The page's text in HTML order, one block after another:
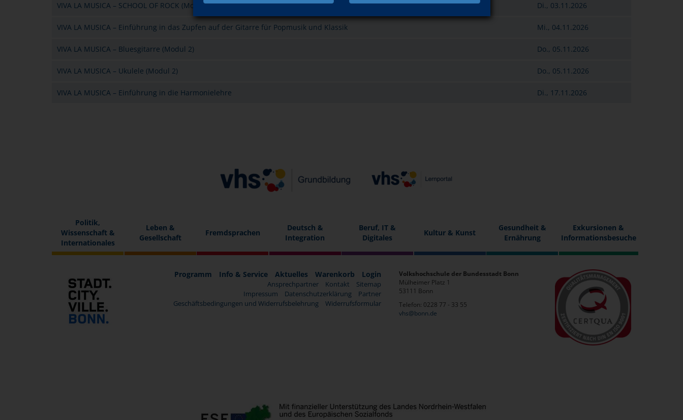
VIVA LA MUSICA – SCHOOL OF ROCK (Modul 2) Di., 03.11.2026
VIVA LA MUSICA – Einführung in das Zupfen auf der Gitarre für Popmusik und Klassik Mi., 04.11.2026
VIVA LA MUSICA – Bluesgitarre (Modul 2) Do., 05.11.2026
VIVA LA MUSICA – Ukulele (Modul 2) Do., 05.11.2026
VIVA LA MUSICA – Einführung in die Harmonielehre Di., 17.11.2026
Politik,
Wissenschaft &
Internationales
Leben &
Gesellschaft
Fremdsprachen
Deutsch &
Integration
Beruf, IT &
Digitales
Kultur & Kunst
Gesundheit &
Ernährung
Exkursionen &
Informationsbesuche
Programm Info & Service Aktuelles Warenkorb Login
Ansprechpartner Kontakt
Sitemap
Impressum
Datenschutzerklärung
Partner
Geschäftsbedingungen und Widerrufsbelehrung
Widerrufsformular
Volkshochschule der Bundesstadt Bonn
Mülheimer Platz 1
53111 Bonn
Telefon: 0228 77 - 33 55
vhs@bonn.de